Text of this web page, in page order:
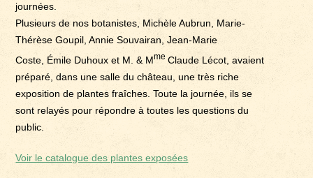
journées.
Plusieurs de nos botanistes, Michèle Aubrun, Marie-
Thérèse Goupil, Annie Souvairan, Jean-Marie
Coste, Émile Duhoux et M. & Mme Claude Lécot, avaient
préparé, dans une salle du château, une très riche
exposition de plantes fraîches. Toute la journée, ils se
sont relayés pour répondre à toutes les questions du
public.
Voir le catalogue des plantes exposées